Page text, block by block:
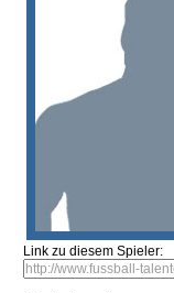
Link zu diesem Spieler: